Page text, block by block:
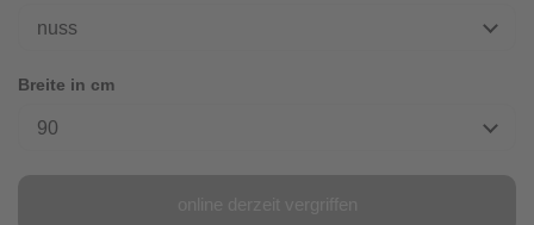
nuss
Breite in cm
90